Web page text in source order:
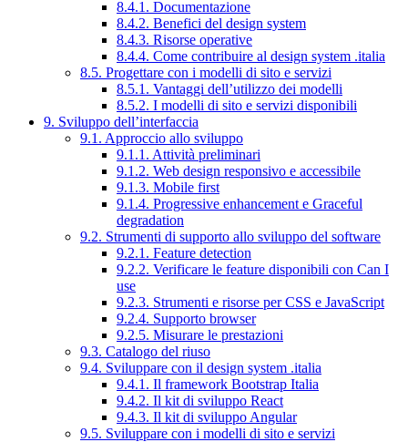
8.4.1. Documentazione
8.4.2. Benefici del design system
8.4.3. Risorse operative
8.4.4. Come contribuire al design system .italia
8.5. Progettare con i modelli di sito e servizi
8.5.1. Vantaggi dell’utilizzo dei modelli
8.5.2. I modelli di sito e servizi disponibili
9. Sviluppo dell’interfaccia
9.1. Approccio allo sviluppo
9.1.1. Attività preliminari
9.1.2. Web design responsivo e accessibile
9.1.3. Mobile first
9.1.4. Progressive enhancement e Graceful
degradation
9.2. Strumenti di supporto allo sviluppo del software
9.2.1. Feature detection
9.2.2. Verificare le feature disponibili con Can I
use
9.2.3. Strumenti e risorse per CSS e JavaScript
9.2.4. Supporto browser
9.2.5. Misurare le prestazioni
9.3. Catalogo del riuso
9.4. Sviluppare con il design system .italia
9.4.1. Il framework Bootstrap Italia
9.4.2. Il kit di sviluppo React
9.4.3. Il kit di sviluppo Angular
9.5. Sviluppare con i modelli di sito e servizi